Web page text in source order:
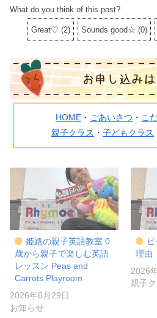
What do you think of this post?
Great♡ (2) Sounds good☆ (0)
HOME ・ ごあいさつ ・ こ
親子クラス ・ 子どもクラス
姫路の親子英語教室 0
歳から親子で楽しむ英語
レッスン Peas and
Carrots Playroom
2026年6月29日
お知らせ
理由
2026
親子